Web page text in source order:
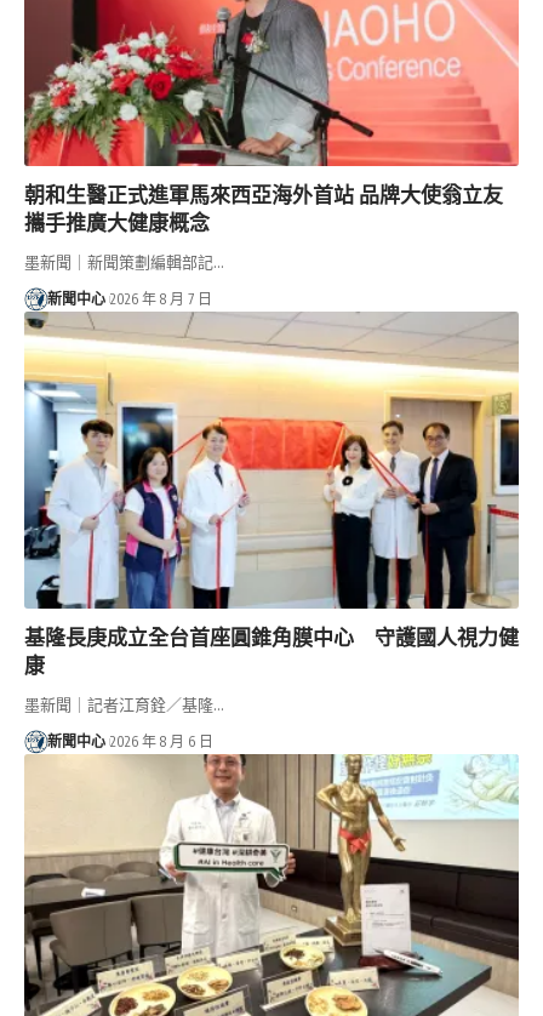
朝和生醫正式進軍馬來西亞海外首站 品牌大使翁立友
攜手推廣大健康概念
墨新聞｜新聞策劃編輯部記…
新聞中心 2026 年 8 月 7 日
基隆長庚成立全台首座圓錐角膜中心 守護國人視力健
康
墨新聞｜記者江育銓／基隆…
新聞中心 2026 年 8 月 6 日